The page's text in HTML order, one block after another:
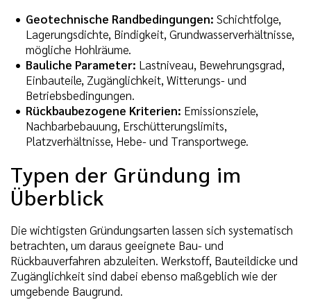
Geotechnische Randbedingungen: Schichtfolge,
Lagerungsdichte, Bindigkeit, Grundwasserverhältnisse,
mögliche Hohlräume.
Bauliche Parameter: Lastniveau, Bewehrungsgrad,
Einbauteile, Zugänglichkeit, Witterungs- und
Betriebsbedingungen.
Rückbaubezogene Kriterien: Emissionsziele,
Nachbarbebauung, Erschütterungslimits,
Platzverhältnisse, Hebe- und Transportwege.
Typen der Gründung im
Überblick
Die wichtigsten Gründungsarten lassen sich systematisch
betrachten, um daraus geeignete Bau- und
Rückbauverfahren abzuleiten. Werkstoff, Bauteildicke und
Zugänglichkeit sind dabei ebenso maßgeblich wie der
umgebende Baugrund.